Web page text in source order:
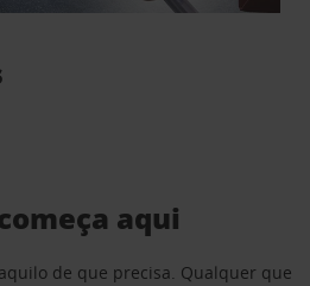
aqui
de que precisa. Qualquer que